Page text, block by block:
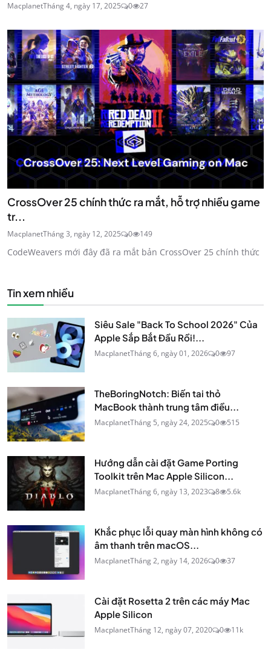
MacplanetTháng 4, ngày 17, 2025 0 27
CrossOver 25 chính thức ra mắt, hỗ trợ nhiều game
tr...
MacplanetTháng 3, ngày 12, 2025 0 149
CodeWeavers mới đây đã ra mắt bản CrossOver 25 chính thức
Tin xem nhiều
Siêu Sale "Back To School 2026" Của
Apple Sắp Bắt Đầu Rồi!...
MacplanetTháng 6, ngày 01, 2026 0 97
TheBoringNotch: Biến tai thỏ
MacBook thành trung tâm điều...
MacplanetTháng 5, ngày 24, 2025 0 515
Hướng dẫn cài đặt Game Porting
Toolkit trên Mac Apple Silicon...
MacplanetTháng 6, ngày 13, 2023 8 5.6k
Khắc phục lỗi quay màn hình không có
âm thanh trên macOS...
MacplanetTháng 2, ngày 14, 2026 0 37
Cài đặt Rosetta 2 trên các máy Mac
Apple Silicon
MacplanetTháng 12, ngày 07, 2020 0 11k